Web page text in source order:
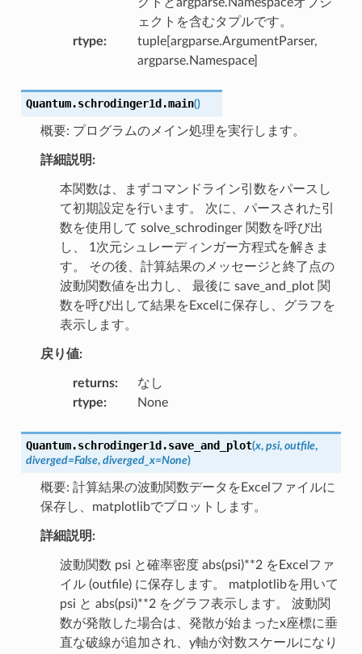
ェクトを含むタプルです。
rtype:
tuple[argparse.ArgumentParser,
argparse.Namespace]
Quantum.schrodinger1d.main()
概要: プログラムのメイン処理を実行します。
詳細説明:
本関数は、まずコマンドライン引数をパースし
て初期設定を行います。 次に、パースされた引
数を使用して solve_schrodinger 関数を呼び出
し、 1次元シュレーディンガー方程式を解きま
す。 その後、計算結果のメッセージと終了点の
波動関数値を出力し、 最後に save_and_plot 関
数を呼び出して結果をExcelに保存し、グラフを
表示します。
戻り値:
returns:
なし
rtype: None
Quantum.schrodinger1d.save_and_plot(x, psi, outfile,
diverged=False, diverged_x=None)
概要: 計算結果の波動関数データをExcelファイルに
保存し、matplotlibでプロットします。
詳細説明:
波動関数 psi と確率密度 abs(psi)**2 をExcelファ
イル (outfile) に保存します。 matplotlibを用いて
psi と abs(psi)**2 をグラフ表示します。 波動関
数が発散した場合は、発散が始まったx座標に垂
直な破線が追加され、y軸が対数スケールになり